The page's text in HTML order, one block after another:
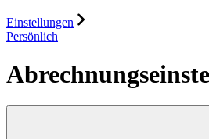
Einstellungen
Persönlich